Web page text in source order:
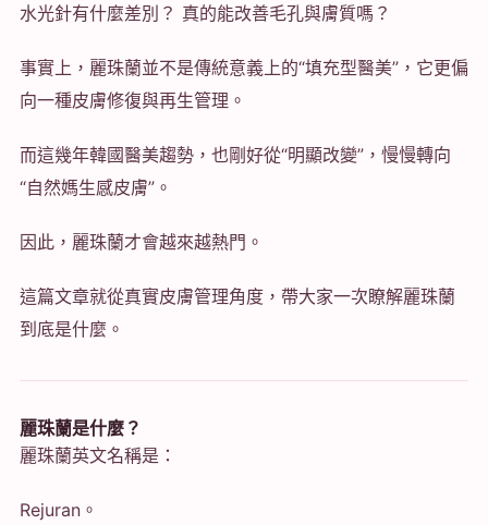
水光針有什麼差別？ 真的能改善毛孔與膚質嗎？
事實上，麗珠蘭並不是傳統意義上的“填充型醫美”，它更偏
向一種皮膚修復與再生管理。
而這幾年韓國醫美趨勢，也剛好從“明顯改變”，慢慢轉向
“自然媽生感皮膚”。
因此，麗珠蘭才會越來越熱門。
這篇文章就從真實皮膚管理角度，帶大家一次瞭解麗珠蘭
到底是什麼。
麗珠蘭是什麼？
麗珠蘭英文名稱是：
Rejuran。